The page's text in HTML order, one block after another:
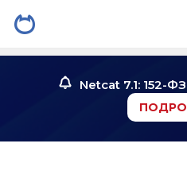
Netcat 7.1: 152-